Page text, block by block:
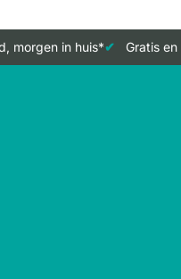
morgen in huis* Gratis en